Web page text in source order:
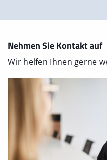
Nehmen Sie Kontakt auf
Wir helfen Ihnen gerne